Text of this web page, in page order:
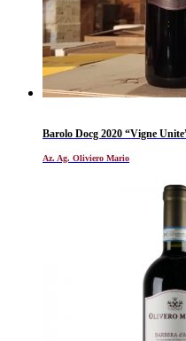
Barolo Docg 2020 “Vigne
Az. Ag. Oliviero Mario